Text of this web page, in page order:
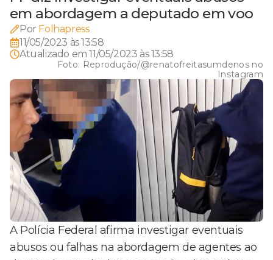
em abordagem a deputado em voo
Por Folhapress
11/05/2023 às 13:58
Atualizado em11/05/2023 às 13:58
Foto: Reprodução/@renatofreitasumdenos no
Instagram
A Polícia Federal afirma investigar eventuais
abusos ou falhas na abordagem de agentes ao